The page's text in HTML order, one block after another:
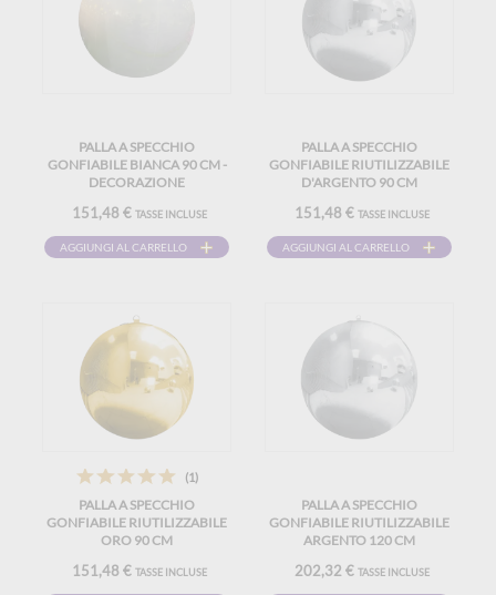
PALLA A SPECCHIO
GONFIABILE BIANCA 90 CM -
DECORAZIONE
151,48 € TASSE INCLUSE
AGGIUNGI AL CARRELLO
PALLA A SPECCHIO
GONFIABILE RIUTILIZZABILE
D'ARGENTO 90 CM
151,48 € TASSE INCLUSE
AGGIUNGI AL CARRELLO
(1)
PALLA A SPECCHIO
GONFIABILE RIUTILIZZABILE
ORO 90 CM
151,48 € TASSE INCLUSE
PALLA A SPECCHIO
GONFIABILE RIUTILIZZABILE
ARGENTO 120 CM
202,32 € TASSE INCLUSE